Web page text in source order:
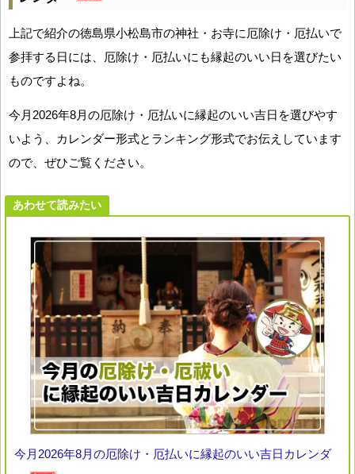
上記で紹介の徳島県小松島市の神社・お寺に厄除け・厄払いで
参拝する日には、厄除け・厄払いにも縁起のいい日を選びたい
ものですよね。
今月2026年8月の厄除け・厄払いに縁起のいい吉日を選びやす
いよう、カレンダー形式とランキング形式でお伝えしています
ので、ぜひご覧ください。
あわせて読みたい
今月2026年8月の厄除け・厄払いに縁起のいい吉日カレンダ